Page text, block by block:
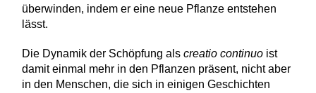
überwinden, indem er eine neue Pflanze entstehen
lässt.
Die Dynamik der Schöpfung alscreatio continuo ist
damit einmal mehr in den Pflanzen präsent, nicht aber
in den Menschen, die sich in einigen Geschichten